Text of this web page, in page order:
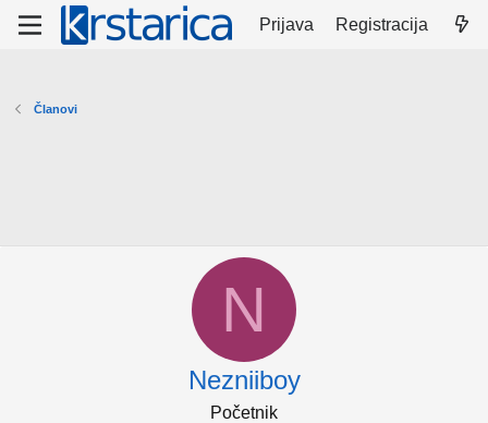
Prijava Registracija
Članovi
N
Nezniiboy
Početnik